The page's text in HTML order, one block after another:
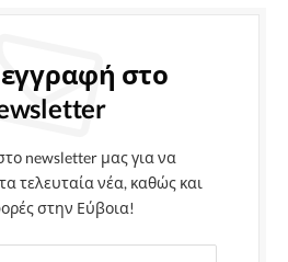
στο
newsletter μας για να
τελευταία νέα, καθώς και
στην Εύβοια!